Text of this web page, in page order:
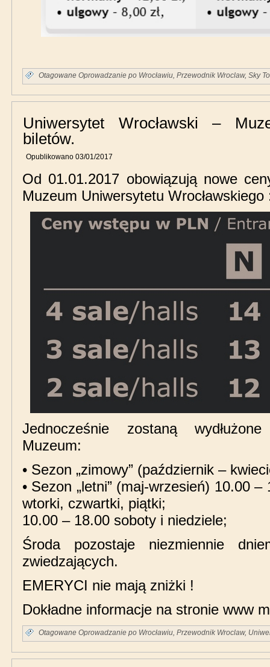
Otagowane Oprowadzanie po Wrocławiu, Przewodnik Wroclaw, Sky
Uniwersytet Wrocławski –
biletów.
Opublikowano 03/01/2017
Od 01.01.2017 obowiązują nowe
Muzeum Uniwersytetu Wrocławskiego
Jednocześnie zostaną
Muzeum:
• Sezon „zimowy” (październik –
• Sezon „letni” (maj-wrzesień) 10.00 –
wtorki, czwartki, piątki;
10.00 – 18.00 soboty i niedziele;
Środa pozostaje niezmiennie
zwiedzających.
EMERYCI nie mają zniżki !
Dokładne informacje na stronie www
Otagowane Oprowadzanie po Wrocławiu, Przewodnik Wroclaw,